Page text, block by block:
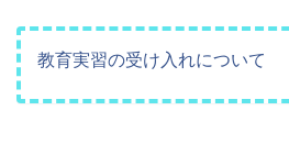
教育実習の受け入れについて